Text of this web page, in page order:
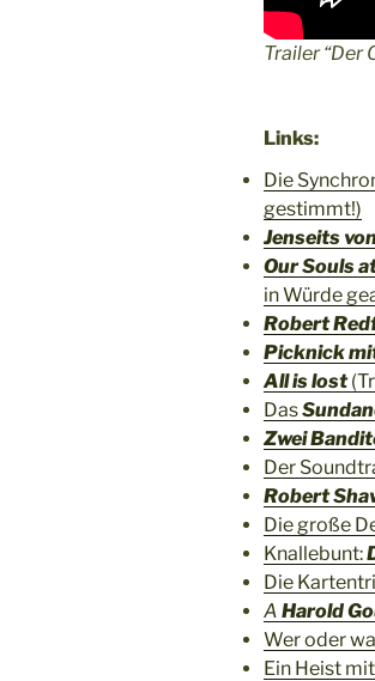
Trailer “Der
Links:
Die
gestimmt!)
Jenseits
Our Souls
in Würde
Robert
Picknick
All is lost
Das
Zwei
Der
Robert
Die große
Knallebunt:
Die
A Harold
Wer oder
Ein Heist